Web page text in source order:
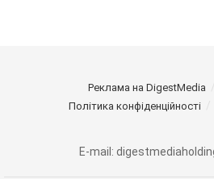
Реклама на DigestMedia
Політика конфіденційності
E-mail: